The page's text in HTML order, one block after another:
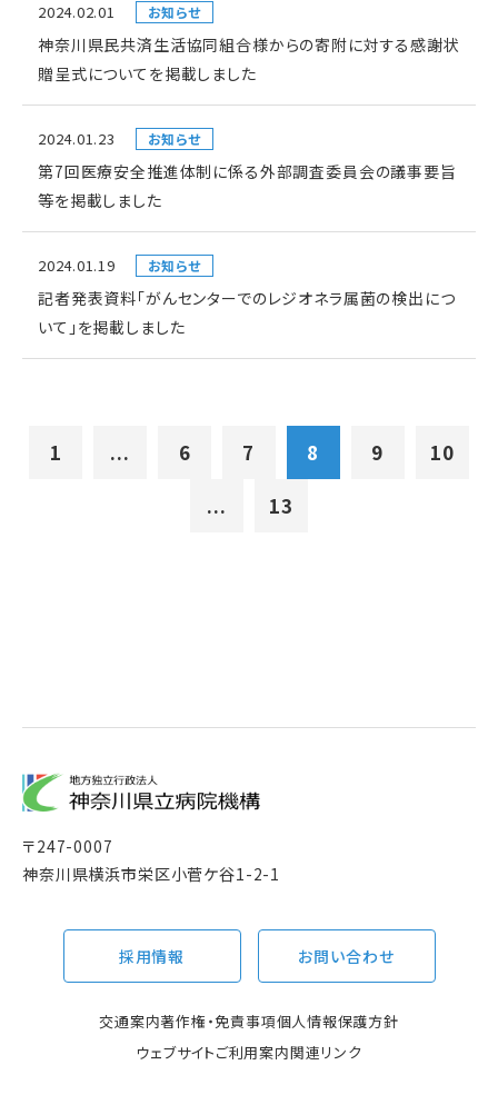
2024.02.01 お知らせ
神奈川県民共済生活協同組合様からの寄附に対する感謝状
贈呈式についてを掲載しました
2024.01.23 お知らせ
第7回医療安全推進体制に係る外部調査委員会の議事要旨
等を掲載しました
2024.01.19 お知らせ
記者発表資料「がんセンターでのレジオネラ属菌の検出につ
いて」を掲載しました
1 ... 6 7 8 9
10
...
13
〒247-0007
神奈川県横浜市栄区小菅ケ谷1-2-1
採用情報 お問い合わせ
交通案内著作権・免責事項個人情報保護方針
ウェブサイトご利用案内関連リンク